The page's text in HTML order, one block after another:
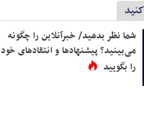
شما نظر بدهید/ خبرآنلاین را چگونه
می‌بینید؟ پیشنهادها و انتقادهای خود
را بگویید